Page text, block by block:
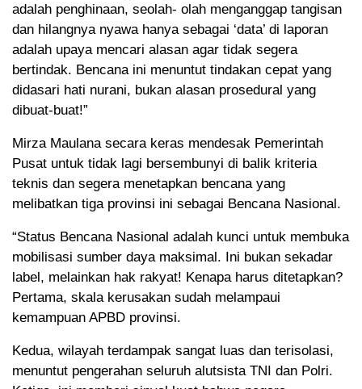
adalah penghinaan, seolah- olah menganggap tangisan
dan hilangnya nyawa hanya sebagai ‘data’ di laporan
adalah upaya mencari alasan agar tidak segera
bertindak. Bencana ini menuntut tindakan cepat yang
didasari hati nurani, bukan alasan prosedural yang
dibuat-buat!”
Mirza Maulana secara keras mendesak Pemerintah
Pusat untuk tidak lagi bersembunyi di balik kriteria
teknis dan segera menetapkan bencana yang
melibatkan tiga provinsi ini sebagai Bencana Nasional.
“Status Bencana Nasional adalah kunci untuk membuka
mobilisasi sumber daya maksimal. Ini bukan sekadar
label, melainkan hak rakyat! Kenapa harus ditetapkan?
Pertama, skala kerusakan sudah melampaui
kemampuan APBD provinsi.
Kedua, wilayah terdampak sangat luas dan terisolasi,
menuntut pengerahan seluruh alutsista TNI dan Polri.